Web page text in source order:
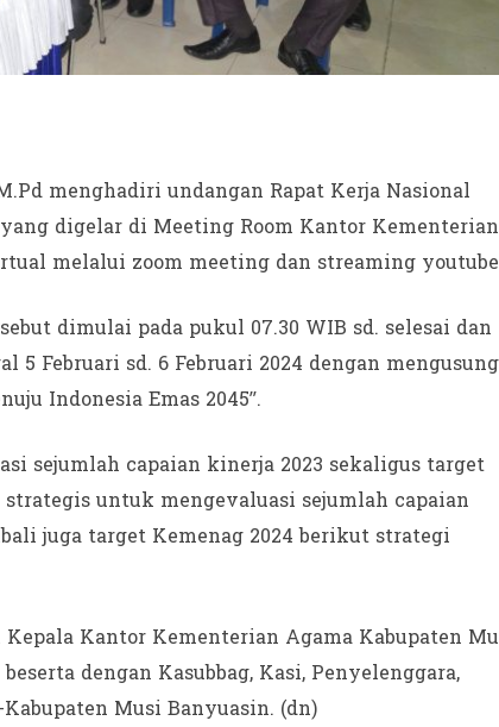
menghadiri undangan Rapat Kerja Nasional
digelar di Meeting Room Kantor Kementerian
melalui zoom meeting dan streaming
dimulai pada pukul 07.30 WIB sd. selesai dan
Februari sd. 6 Februari 2024 dengan mengusung
Indonesia Emas 2045”.
sejumlah capaian kinerja 2023 sekaligus target
untuk mengevaluasi sejumlah capaian
juga target Kemenag 2024 berikut strategi
Kantor Kementerian Agama Kabupaten
dengan Kasubbag, Kasi, Penyelenggara,
Musi Banyuasin. (dn)